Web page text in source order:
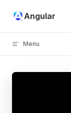
Skip to content
Angular
Menu